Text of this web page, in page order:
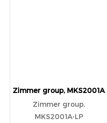
Zimmer group,
Zimmer group,
MKS2001A-LP